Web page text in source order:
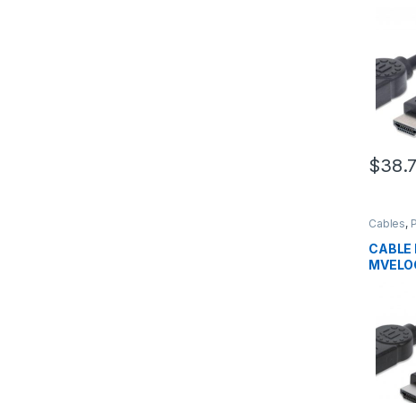
$
Cables,